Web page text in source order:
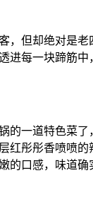
，但却绝对是
进每一块蹄筋
的一道特色菜
红彤彤香喷喷
的口感，味道确